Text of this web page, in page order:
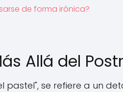
de forma irónica?
Allá del
se refiere a un